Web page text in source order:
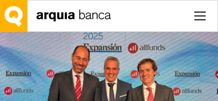
Saltar al contenido principal